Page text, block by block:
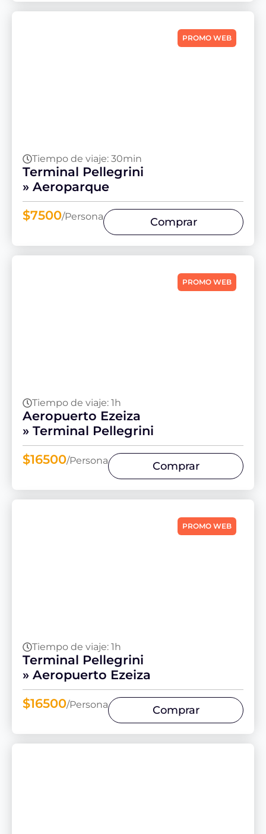
PROMO WEB
Tiempo de viaje: 30min
Terminal Pellegrini
» Aeroparque
$7500/Persona Comprar
PROMO WEB
Tiempo de viaje: 1h
Aeropuerto Ezeiza
» Terminal Pellegrini
$16500/Persona Comprar
PROMO WEB
Tiempo de viaje: 1h
Terminal Pellegrini
» Aeropuerto Ezeiza
$16500/Persona Comprar